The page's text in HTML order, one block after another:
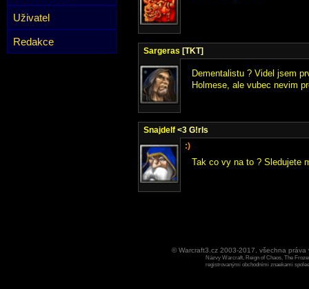
Uživatel
Redakce
Sargeras [TKT]
Dementalistu ? Videl jsem
Holmese, ale vubec nevim
Snajdelf <3 G!rls
:)
Tak co vy na to ? Sledujete
© Warcraft3.cz 2003-2017, všechna
Názvy Warcraft, Reign of Chaos, The
registrovanými obchodními znaekami